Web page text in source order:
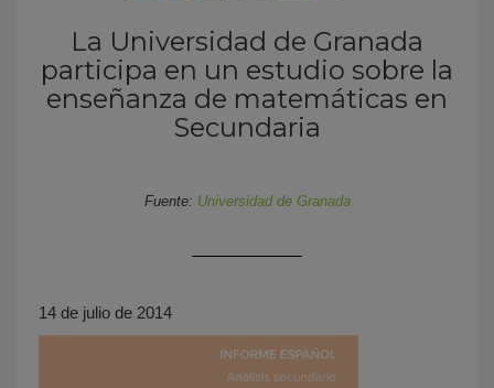
La Universidad de Granada
participa en un estudio sobre la
enseñanza de matemáticas en
Secundaria
Fuente: Universidad de Granada
14 de julio de 2014